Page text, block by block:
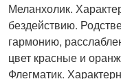
Меланхолик.
бездействию.
гармонию,
цвет красные и
Флегматик.